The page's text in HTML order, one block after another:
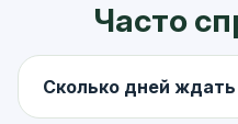
Часто
Сколько дней ждать